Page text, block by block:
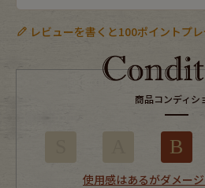
レビューを書くと100ポイントプレ
商品コンディシ
B
使用感はあるがダメー